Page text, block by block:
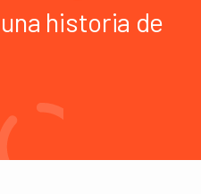
historia de